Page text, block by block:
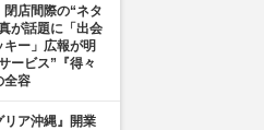
閉店間際の“ネタ
が話題に「出会
キー」広報が明
ービス”『得々
全容
リア沖縄』開業